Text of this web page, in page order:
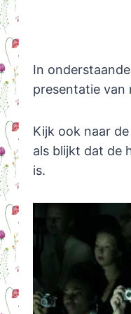
In
presentatie van
Kijk ook naar
als blijkt dat de
is.